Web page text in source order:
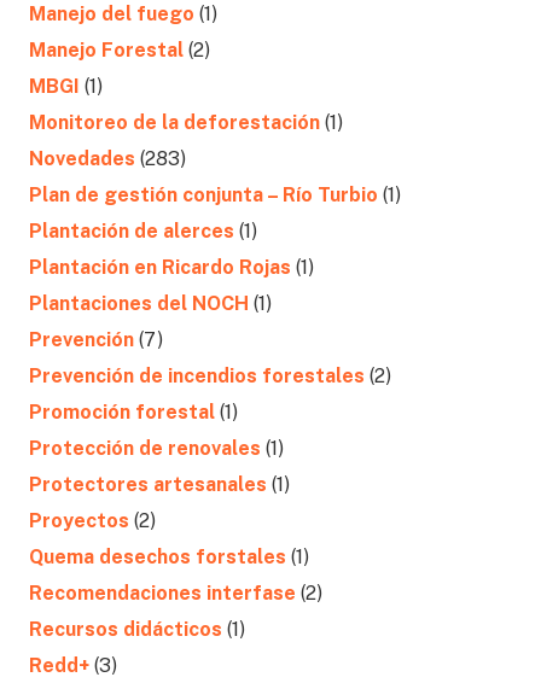
Manejo del fuego (1)
Manejo Forestal (2)
MBGI (1)
Monitoreo de la deforestación (1)
Novedades (283)
Plan de gestión conjunta – Río Turbio (1)
Plantación de alerces (1)
Plantación en Ricardo Rojas (1)
Plantaciones del NOCH (1)
Prevención (7)
Prevención de incendios forestales (2)
Promoción forestal (1)
Protección de renovales (1)
Protectores artesanales (1)
Proyectos (2)
Quema desechos forstales (1)
Recomendaciones interfase (2)
Recursos didácticos (1)
Redd+ (3)